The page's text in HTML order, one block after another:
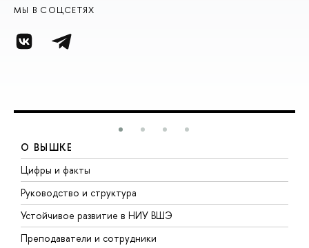
МЫ В СОЦСЕТЯХ
О ВЫШКЕ
Цифры и факты
Руководство и структура
Устойчивое развитие в НИУ ВШЭ
Преподаватели и сотрудники